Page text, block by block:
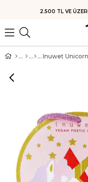
2.500 TL VE